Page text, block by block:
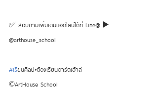
✅ สอบถามเพิ่มเติมแอดไลน์ได้ที่ Line@ ▶️
@arthouse_school
#เรียนศิลปะต้องเรียนอาร์ตเฮ้าส์
©ArtHouse School